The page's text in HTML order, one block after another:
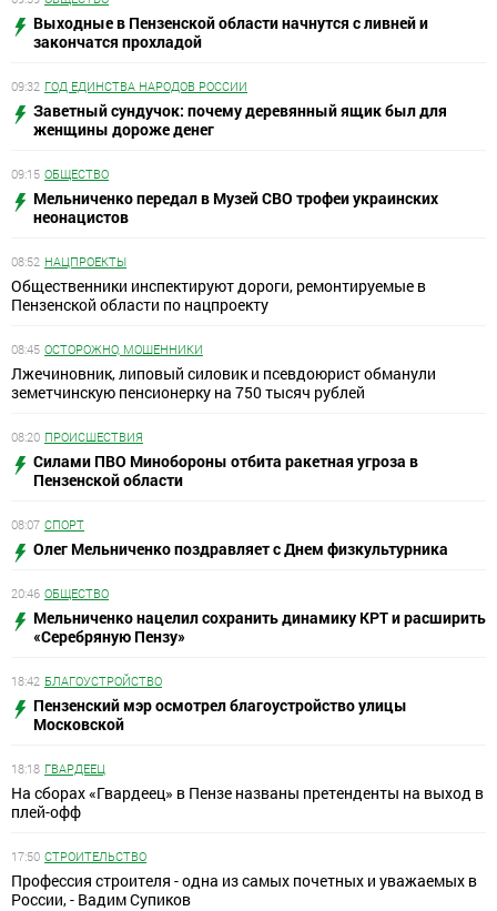
Выходные в Пензенской области начнутся с ливней и
закончатся прохладой
09:32 ГОД ЕДИНСТВА НАРОДОВ РОССИИ
Заветный сундучок: почему деревянный ящик был для
женщины дороже денег
09:15 ОБЩЕСТВО
Мельниченко передал в Музей СВО трофеи украинских
неонацистов
08:52 НАЦПРОЕКТЫ
Общественники инспектируют дороги, ремонтируемые в
Пензенской области по нацпроекту
08:45 ОСТОРОЖНО, МОШЕННИКИ
Лжечиновник, липовый силовик и псевдоюрист обманули
земетчинскую пенсионерку на 750 тысяч рублей
08:20 ПРОИСШЕСТВИЯ
Силами ПВО Минобороны отбита ракетная угроза в
Пензенской области
08:07 СПОРТ
Олег Мельниченко поздравляет с Днем физкультурника
20:46 ОБЩЕСТВО
Мельниченко нацелил сохранить динамику КРТ и расширить
«Серебряную Пензу»
18:42 БЛАГОУСТРОЙСТВО
Пензенский мэр осмотрел благоустройство улицы
Московской
18:18 ГВАРДЕЕЦ
На сборах «Гвардеец» в Пензе названы претенденты на выход в
плей-офф
17:50 СТРОИТЕЛЬСТВО
Профессия строителя - одна из самых почетных и уважаемых в
России, - Вадим Супиков